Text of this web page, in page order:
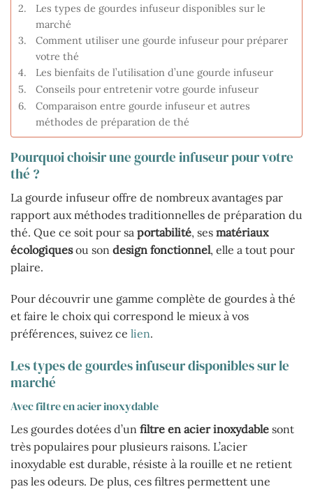
Les types de gourdes infuseur disponibles sur le
marché
Comment utiliser une gourde infuseur pour préparer
votre thé
Les bienfaits de l’utilisation d’une gourde infuseur
Conseils pour entretenir votre gourde infuseur
Comparaison entre gourde infuseur et autres
méthodes de préparation de thé
Pourquoi choisir une gourde infuseur pour votre
thé ?
La gourde infuseur offre de nombreux avantages par
rapport aux méthodes traditionnelles de préparation du
thé. Que ce soit pour sa portabilité, ses matériaux
écologiquesou son design fonctionnel, elle a tout pour
plaire.
Pour découvrir une gamme complète de gourdes à thé
et faire le choix qui correspond le mieux à vos
préférences, suivez ce lien.
Les types de gourdes infuseur disponibles sur le
marché
Avec filtre en acier inoxydable
Les gourdes dotées d’un filtre en acier inoxydable sont
très populaires pour plusieurs raisons. L’acier
inoxydable est durable, résiste à la rouille et ne retient
pas les odeurs. De plus, ces filtres permettent une